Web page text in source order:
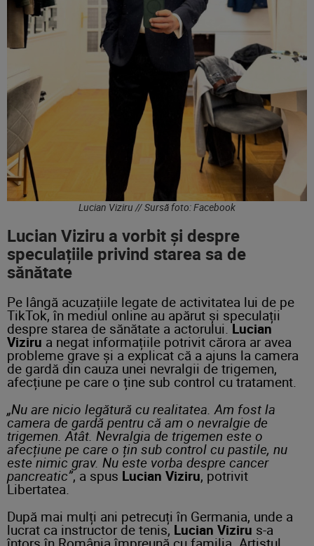
Lucian Viziru // Sursă foto: Facebook
Lucian Viziru a vorbit și despre
speculațiile privind starea sa de
sănătate
Pe lângă acuzațiile legate de activitatea lui de pe
TikTok, în mediul online au apărut și speculații
despre starea de sănătate a actorului.Lucian
Viziru a negat informațiile potrivit cărora ar avea
probleme grave și a explicat că a ajuns la camera
de gardă din cauza unei nevralgii de trigemen,
afecțiune pe care o ține sub control cu tratament.
„Nu are nicio legătură cu realitatea. Am fost la
camera de gardă pentru că am o nevralgie de
trigemen. Atât. Nevralgia de trigemen este o
afecțiune pe care o țin sub control cu pastile, nu
este nimic grav. Nu este vorba despre cancer
pancreatic”, a spus Lucian Viziru, potrivit
Libertatea.
După mai mulți ani petrecuți în Germania, unde a
lucrat ca instructor de tenis, Lucian Viziru s-a